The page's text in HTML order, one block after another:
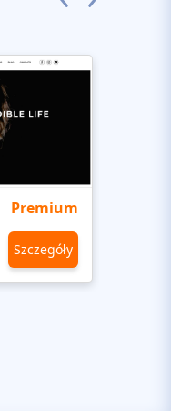
Premium
Szczegóły